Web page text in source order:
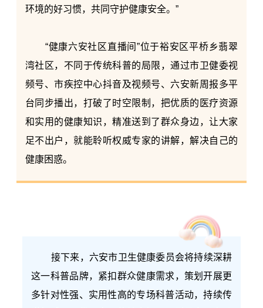
环境的好习惯，共同守护健康安全。”
“健康六安社区直播间”位于裕安区平桥乡翡翠
湾社区，不同于传统科普的局限，通过市卫健委视
频号、市疾控中心抖音及视频号、六安新周报多平
台同步播出，打破了时空限制，把优质的医疗资源
和实用的健康知识，精准送到了群众身边，让大家
足不出户，就能聆听权威专家的讲解，解决自己的
健康困惑。
接下来，六安市卫生健康委员会将持续深耕
这一科普品牌，紧扣群众健康需求，策划开展更
多针对性强、实用性高的专场科普活动，持续传